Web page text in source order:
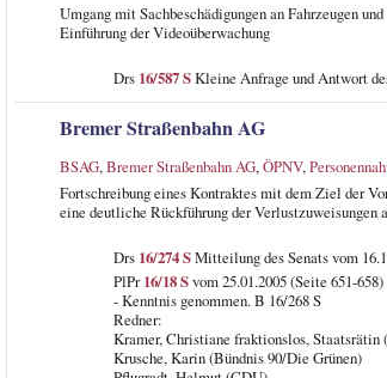
Umgang mit Sachbeschädigungen an Fahrzeugen
Einführung der Videoüberwachung
Drs 16/587 SKleine Anfrage und Antwort
Bremer Straßenbahn AG
BSAG,Bremer Straßenbahn AG,ÖPNV,
Fortschreibung eines Kontraktes mit dem Ziel der
eine deutliche Rückführung der Verlustzuweisungen
Drs 16/274 SMitteilung des Senats vom
PlPr16/18 Svom 25.01.2005 (Seite 651-658)
- Kenntnis genommen. B 16/268 S
Redner:
Kramer, Christiane fraktionslos,
Krusche, Karin (Bündnis 90/Die Grünen)